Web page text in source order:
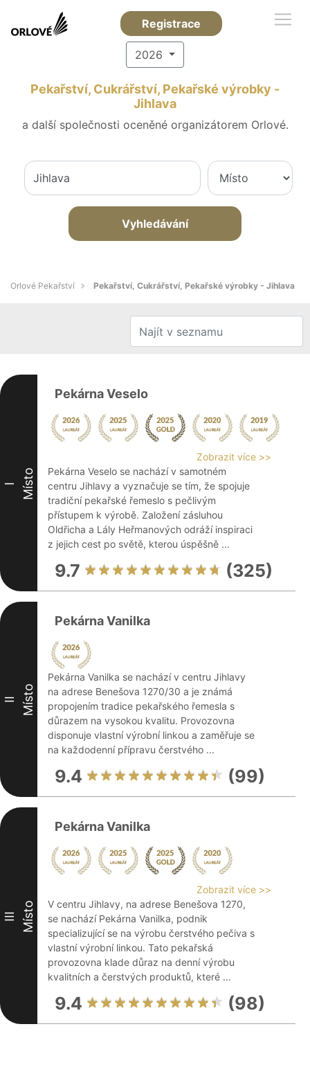
Registrace
2026
Pekařství, Cukrářství, Pekařské výrobky -
Jihlava
a další společnosti oceněné organizátorem Orlové.
Vyhledávání
Orlové Pekařství Pekařství, Cukrářství, Pekařské výrobky - Jihlava
I Místo
Pekárna Veselo
Zobrazit více >>
Pekárna Veselo se nachází v samotném
centru Jihlavy a vyznačuje se tím, že spojuje
tradiční pekařské řemeslo s pečlivým
přístupem k výrobě. Založení zásluhou
Oldřicha a Lály Heřmanových odráží inspiraci
z jejich cest po světě, kterou úspěšně ...
9.7 (325)
II Místo
Pekárna Vanilka
Pekárna Vanilka se nachází v centru Jihlavy
na adrese Benešova 1270/30 a je známá
propojením tradice pekařského řemesla s
důrazem na vysokou kvalitu. Provozovna
disponuje vlastní výrobní linkou a zaměřuje se
na každodenní přípravu čerstvého ...
9.4 (99)
III Místo
Pekárna Vanilka
Zobrazit více >>
V centru Jihlavy, na adrese Benešova 1270,
se nachází Pekárna Vanilka, podnik
specializující se na výrobu čerstvého pečiva s
vlastní výrobní linkou. Tato pekařská
provozovna klade důraz na denní výrobu
kvalitních a čerstvých produktů, které ...
9.4 (98)